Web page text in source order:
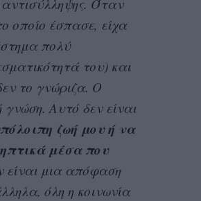
Όταν
οποίο έσπασε, είχα
πολύ
του) και
το γνώριζα. Ο
γνώση. Αυτό δεν είναι
ζωή μου ή να
μέσα που
είναι μια απόφαση
όλη η κοινωνία